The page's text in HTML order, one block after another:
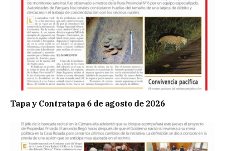
Tapa y Contratapa 6 de agosto de 2026